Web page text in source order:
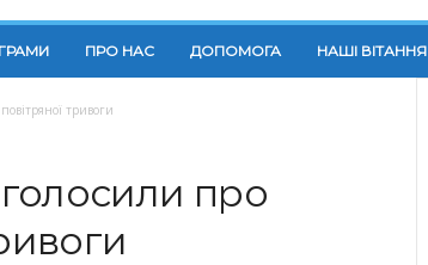
ПРО НАС ДОПОМОГА НАШІ ВІТАННЯ
тривоги
про